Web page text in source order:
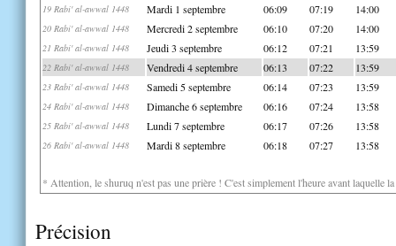
19 Rabi' al-awwal 1448 Mardi 1 septembre 06:09 07:19 14:00
20 Rabi' al-awwal 1448 Mercredi 2 septembre 06:10 07:20 14:00
21 Rabi' al-awwal 1448 Jeudi 3 septembre 06:12 07:21 13:59
22 Rabi' al-awwal 1448 Vendredi 4 septembre 06:13 07:22 13:59
23 Rabi' al-awwal 1448 Samedi 5 septembre 06:14 07:23 13:59
24 Rabi' al-awwal 1448 Dimanche 6 septembre 06:16 07:24 13:58
25 Rabi' al-awwal 1448 Lundi 7 septembre 06:17 07:26 13:58
26 Rabi' al-awwal 1448 Mardi 8 septembre 06:18 07:27 13:58
* Attention, le shuruq n'est pas une prière ! C'est simplement l'heure avant laquelle
Précision